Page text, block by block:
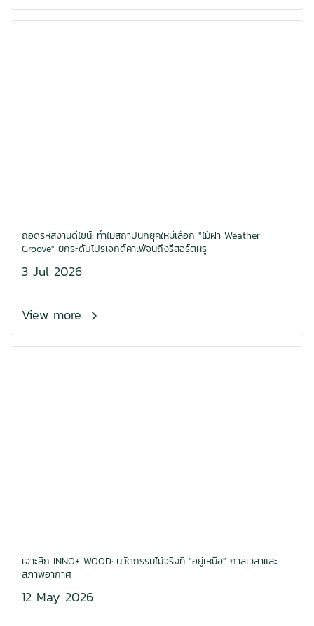
ถอดรหัสงานดีไซน์: ทำไมสถาปนิกยุคใหม่เลือก "ไม้ฝา Weather
Groove" ยกระดับโปรเจกต์คาเฟ่จนถึงรีสอร์ตหรู
3 Jul 2026
View more
เจาะลึก INNO+ WOOD: นวัตกรรมไม้จริงที่ "อยู่เหนือ" กาลเวลาและ
สภาพอากาศ
12 May 2026